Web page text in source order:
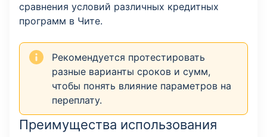
сравнения условий различных кредитных
программ в Чите.
Рекомендуется протестировать
разные варианты сроков и сумм,
чтобы понять влияние параметров на
переплату.
Преимущества использования